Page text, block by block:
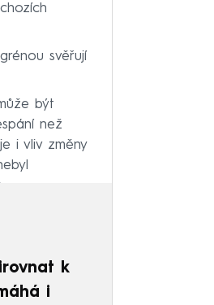
svěřují
být
než
i vliv změny
k
i